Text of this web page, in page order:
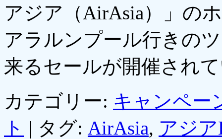
アジア（AirAsia）」の
アラルンプール行きの
来るセールが開催され
カテゴリー: キャンペー
ト | タグ: AirAsia, アジ